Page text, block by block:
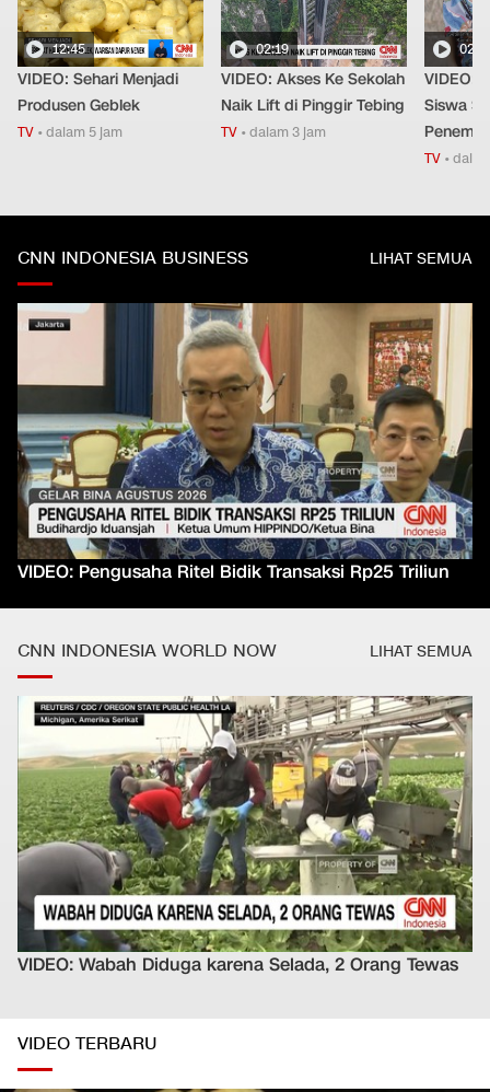
12:45
VIDEO: Sehari Menjadi
Produsen Geblek
TV •dalam 5 jam
02:19
VIDEO: Akses Ke Sekolah
Naik Lift di Pinggir Tebing
TV •dalam 3 jam
VIDEO:
Siswa
TV •
CNN INDONESIA BUSINESS LIHAT SEMUA
VIDEO: Pengusaha Ritel Bidik Transaksi Rp25 Triliun
CNN INDONESIA WORLD NOW LIHAT SEMUA
VIDEO: Wabah Diduga karena Selada, 2 Orang Tewas
VIDEO TERBARU